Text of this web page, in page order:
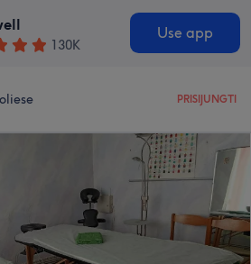
130K
Use app
PRISIJUNGTI